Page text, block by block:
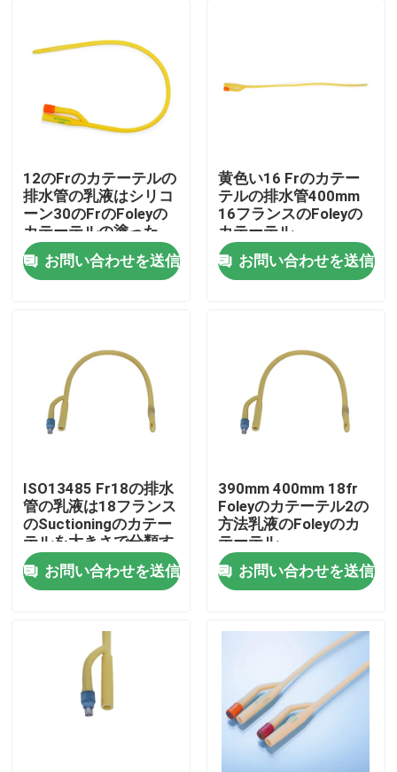
ホーム
企業情報
会社案内
品質管理
お問い合わせ
見積依頼
医学のシリコーン ゴム
医学のゴム製 ストッパー
12のFrのカテーテルの
排水管の乳液はシリコ
ーン30のFrのFoleyの
カテーテルの塗った
お問い合わせを送信
黄色い16 Frのカテー
テルの排水管400mm
16フランスのFoleyの
カテーテル
お問い合わせを送信
ISO13485 Fr18の排水
管の乳液は18フランス
のSuctioningのカテー
テルを大きさで分類す
る
お問い合わせを送信
390mm 400mm 18fr
Foleyのカテーテル2の
方法乳液のFoleyのカ
テーテル
お問い合わせを送信